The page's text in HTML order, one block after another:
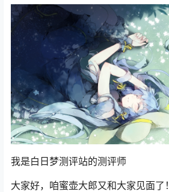
我是白日梦测评站的测评师
大家好，咱蜜壶大郎又和大家见面了！